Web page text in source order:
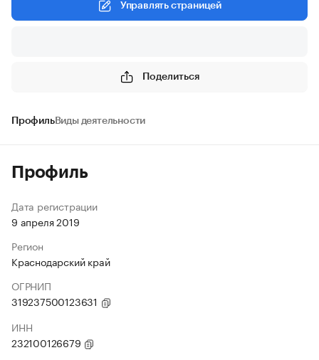
Управлять страницей
Поделиться
ПрофильВиды деятельности
Профиль
Дата регистрации
9 апреля 2019
Регион
Краснодарский край
ОГРНИП
319237500123631
ИНН
232100126679